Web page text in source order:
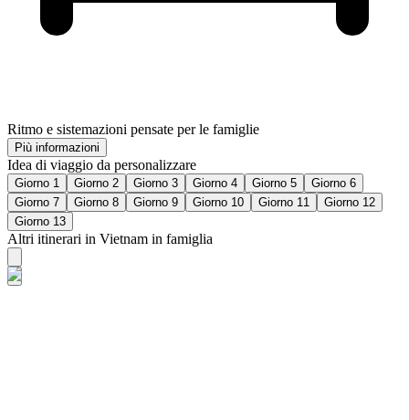
Ritmo e sistemazioni pensate per le famiglie
Più informazioni
Idea di viaggio da personalizzare
Giorno 1 Giorno 2 Giorno 3 Giorno 4 Giorno 5
Giorno 6
Giorno 7
Giorno 8 Giorno 9 Giorno 10 Giorno 11
Giorno 12
Giorno 13
Altri itinerari in Vietnam in famiglia